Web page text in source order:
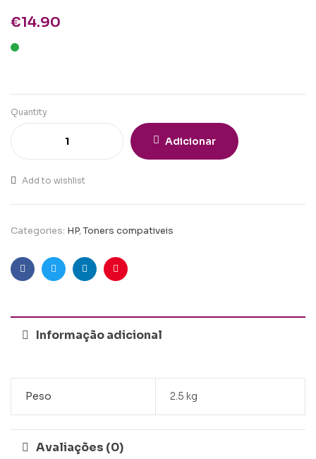
€14.90
Quantity
Adicionar
Add to wishlist
Categories: HP,Toners compativeis
FacebookTwitterLinkedinPinterest
Informação adicional
Peso 2.5 kg
Avaliações (0)